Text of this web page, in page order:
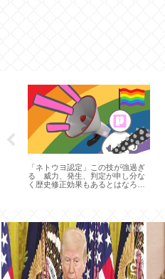
「ネトウヨ認定」この技が強過ぎ
る 威力、発生、判定が申し分な
く歴史修正効果もあるとはなろう